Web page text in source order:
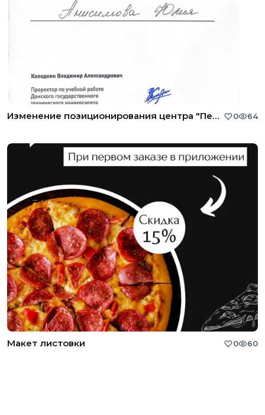
Изменение позиционирования центра "Перспектива успеха" 0 64
Макет листовки 0 60